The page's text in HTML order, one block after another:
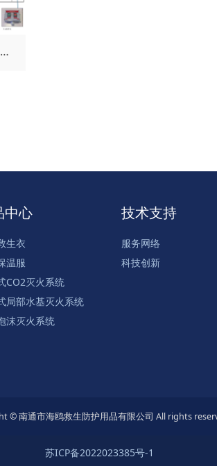
固定式局部水基灭火系统
中心
生衣
温服
CO2灭火系统
局部水基灭火系统
沫灭火系统
技术支持
服务网络
科技创新
© 南通市海鸥救生防护用品有限公司 All rights
苏ICP备2022023385号-1